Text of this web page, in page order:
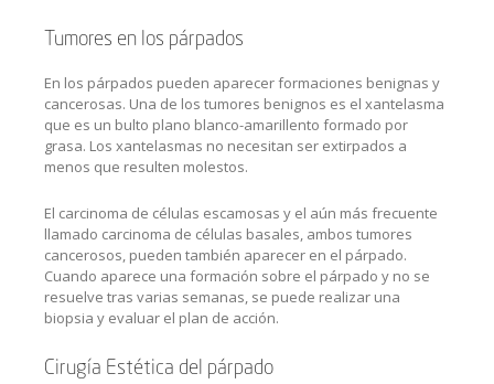
Tumores en los párpados
En los párpados pueden aparecer formaciones benignas y
cancerosas. Una de los tumores benignos es el xantelasma
que es un bulto plano blanco-amarillento formado por
grasa. Los xantelasmas no necesitan ser extirpados a
menos que resulten molestos.
El carcinoma de células escamosas y el aún más frecuente
llamado carcinoma de células basales, ambos tumores
cancerosos, pueden también aparecer en el párpado.
Cuando aparece una formación sobre el párpado y no se
resuelve tras varias semanas, se puede realizar una
biopsia y evaluar el plan de acción.
Cirugía Estética del párpado